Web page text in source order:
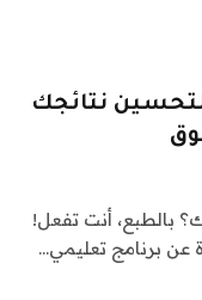
لتحسين نتائجك
بالطبع، أنت تفعل!
عن برنامج تعليمي…